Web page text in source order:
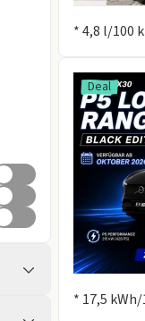
* 4,8 l/100
Deal
* 17,5